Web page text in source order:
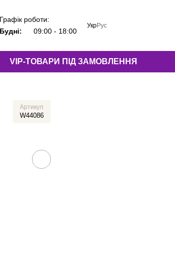
Графік роботи:
Будні:
09:00 - 18:00
УкрРус
VIP-ТОВАРИ ПІД ЗАМОВЛЕННЯ
Артикул
W44086